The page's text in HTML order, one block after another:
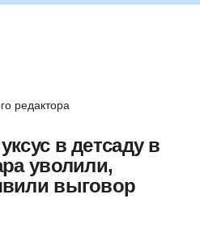
редактора
в детсаду в
уволили,
выговор